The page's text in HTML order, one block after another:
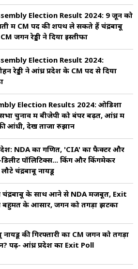
Election Result 2024: 9 जून को
में CM पद की शपथ ले सकते हैं चंद्रबाबू
जगन रेड्डी ने दिया इस्तीफा
Election Result 2024:
रेड्डी ने आंध्र प्रदेश के CM पद से दिया
Election Results 2024: ओडिशा
चुनाव में बीजेपी को बंपर बढ़त, आंध्र में
आंधी, देखें ताजा रुझान
NDA का गणित, 'CIA' का फैक्टर और
डिलीट पॉलिटिक्स... किंग और किंगमेकर
चंद्रबाबू नायडू
चंद्रबाबू के साथ आने से NDA मजबूत, Exit
बहुमत के आसार, जगन को तगड़ा झटका
नायडू की गिरफ्तारी का CM जगन को तगड़ा
पढ़ें- आंध्र प्रदेश का Exit Poll